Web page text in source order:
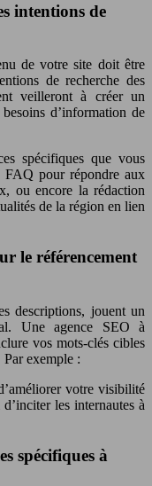
intentions de
de votre site doit être
de recherche des
veilleront à créer un
d’information de
spécifiques que vous
FAQ pour répondre aux
ou encore la rédaction
de la région en lien
le référencement
descriptions, jouent un
Une agence SEO à
vos mots-clés cibles
Par exemple :
votre visibilité
les internautes à
spécifiques à